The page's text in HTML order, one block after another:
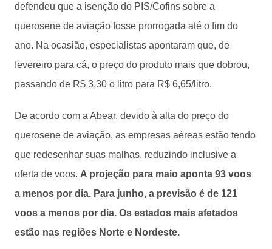
defendeu que a isenção do PIS/Cofins sobre a
querosene de aviação fosse prorrogada até o fim do
ano. Na ocasião, especialistas apontaram que, de
fevereiro para cá, o preço do produto mais que dobrou,
passando de R$ 3,30 o litro para R$ 6,65/litro.
De acordo com a Abear, devido à alta do preço do
querosene de aviação, as empresas aéreas estão tendo
que redesenhar suas malhas, reduzindo inclusive a
oferta de voos. A projeção para maio aponta 93 voos
a menos por dia. Para junho, a previsão é de 121
voos a menos por dia. Os estados mais afetados
estão nas regiões Norte e Nordeste.